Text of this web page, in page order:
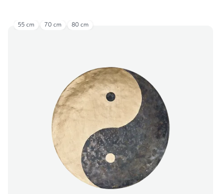
55 cm 70 cm 80 cm